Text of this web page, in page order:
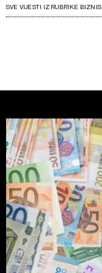
SVE VIJESTI IZ RUBRIKE BIZNIS